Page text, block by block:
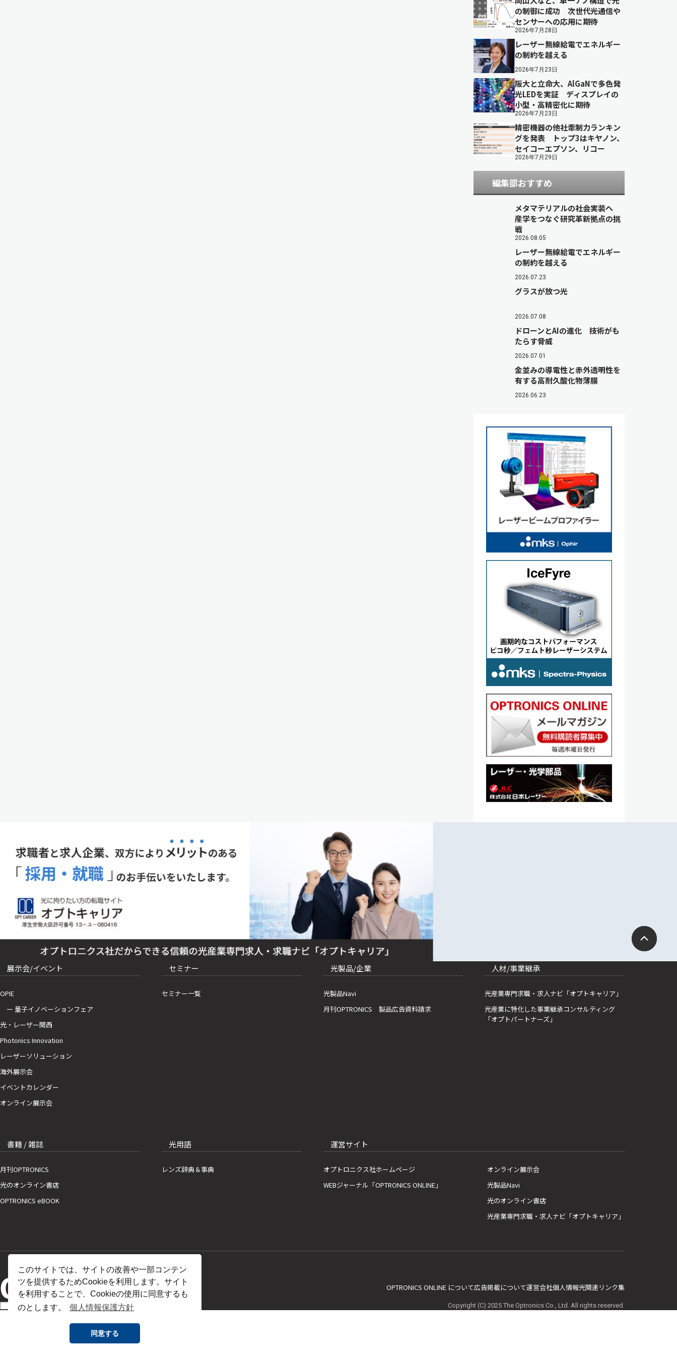
このサイトでは、サイトの改善や一部コンテン
ツを提供するためCookieを利用します。サイト
を利用することで、Cookieの使用に同意するも
のとします。
個人情報保護方針
同意する
の制御に成功 次世代光通信や
センサーへの応用に期待
2026年7月28日
レーザー無線給電でエネルギー
の制約を越える
2026年7月23日
阪大と立命大、AlGaNで多色発
光LEDを実証 ディスプレイの
小型・高精密化に期待
2026年7月23日
精密機器の他社牽制力ランキン
グを発表 トップ3はキヤノン、
セイコーエプソン、リコー
2026年7月29日
編集部おすすめ
メタマテリアルの社会実装へ
産学をつなぐ研究革新拠点の挑
戦
2026.08.05
レーザー無線給電でエネルギー
の制約を越える
2026.07.23
グラスが放つ光
2026.07.08
ドローンとAIの進化 技術がも
たらす脅威
2026.07.01
金並みの導電性と赤外透明性を
有する高耐久酸化物薄膜
2026.06.23
展示会/イベント
OPIE
ー 量子イノベーションフェア
光・レーザー関西
Photonics Innovation
レーザーソリューション
海外展示会
イベントカレンダー
オンライン展示会
セミナー
セミナー一覧
光製品/企業
光製品Navi
月刊OPTRONICS 製品広告資料請求
人材/事業継承
光産業専門求職・求人ナビ「オプトキャリア」
光産業に特化した事業継承コンサルティング
「オプトパートナーズ」
書籍 / 雑誌
月刊OPTRONICS
光のオンライン書店
OPTRONICS eBOOK
光用語
レンズ辞典＆事典
運営サイト
オプトロニクス社ホームページ
WEBジャーナル「OPTRONICS ONLINE」
オンライン展示会
光製品Navi
光のオンライン書店
光産業専門求職・求人ナビ「オプトキャリア」
OPTRONICS ONLINE について広告掲載について運営会社個人情報光関連リンク集
Copyright (C) 2025 The Optronics Co., Ltd. All rights reserved.